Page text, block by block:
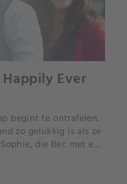
Ever
begint te ontrafelen.
zo gelukkig is als ze
die Bec met een